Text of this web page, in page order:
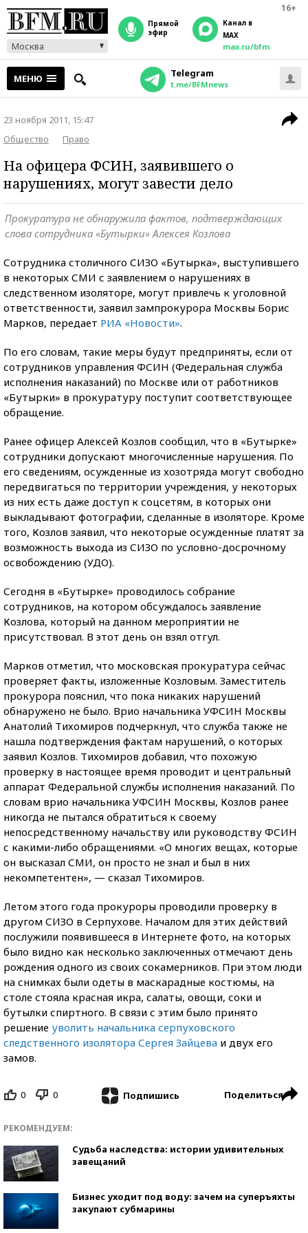
16+
Москва
прямой
эфир
Канал в
MAX
max.ru/bfm
МЕНЮ Telegram
t.me/BFMnews
23 ноября 2011, 15:47
Общество
Право
На офицера ФСИН, заявившего о
нарушениях, могут завести дело
Прокуратура не обнаружила фактов, подтверждающих
слова сотрудника «Бутырки» Алексея Козлова
Сотрудника столичного СИЗО «Бутырка», выступившего
в некоторых СМИ с заявлением о нарушениях в
следственном изоляторе, могут привлечь к уголовной
ответственности, заявил зампрокурора Москвы Борис
Марков, передает РИА «Новости».
По его словам, такие меры будут предприняты, если от
сотрудников управления ФСИН (Федеральная служба
исполнения наказаний) по Москве или от работников
«Бутырки» в прокуратуру поступит соответствующее
обращение.
Ранее офицер Алексей Козлов сообщил, что в «Бутырке»
сотрудники допускают многочисленные нарушения. По
его сведениям, осужденные из хозотряда могут свободно
передвигаться по территории учреждения, у некоторых
из них есть даже доступ к соцсетям, в которых они
выкладывают фотографии, сделанные в изоляторе. Кроме
того, Козлов заявил, что некоторые осужденные платят за
возможность выхода из СИЗО по условно-досрочному
освобождению (УДО).
Сегодня в «Бутырке» проводилось собрание
сотрудников, на котором обсуждалось заявление
Козлова, который на данном мероприятии не
присутствовал. В этот день он взял отгул.
Марков отметил, что московская прокуратура сейчас
проверяет факты, изложенные Козловым. Заместитель
прокурора пояснил, что пока никаких нарушений
обнаружено не было. Врио начальника УФСИН Москвы
Анатолий Тихомиров подчеркнул, что служба также не
нашла подтверждения фактам нарушений, о которых
заявил Козлов. Тихомиров добавил, что похожую
проверку в настоящее время проводит и центральный
аппарат Федеральной службы исполнения наказаний. По
словам врио начальника УФСИН Москвы, Козлов ранее
никогда не пытался обратиться к своему
непосредственному начальству или руководству ФСИН
с какими-либо обращениями. «О многих вещах, которые
он высказал СМИ, он просто не знал и был в них
некомпетентен», — сказал Тихомиров.
Летом этого года прокуроры проводили проверку в
другом СИЗО в Серпухове. Началом для этих действий
послужили появившееся в Интернете фото, на которых
было видно как несколько заключенных отмечают день
рождения одного из своих сокамерников. При этом люди
на снимках были одеты в маскарадные костюмы, на
столе стояла красная икра, салаты, овощи, соки и
бутылки спиртного. В связи с этим было принято
решение уволить начальника серпуховского
следственного изолятора Сергея Зайцева и двух его
замов.
0 0 Подпишись Поделиться
РЕКОМЕНДУЕМ:
Судьба наследства: истории удивительных
завещаний
Бизнес уходит под воду: зачем на суперъяхты
закупают субмарины